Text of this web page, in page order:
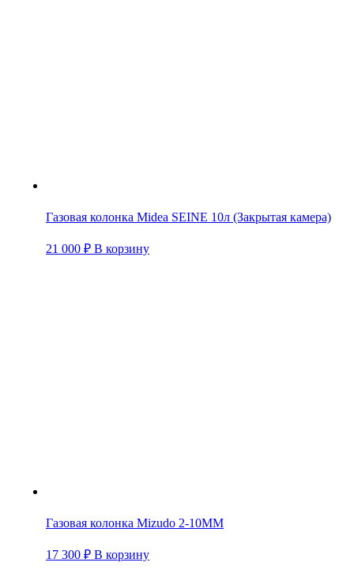
Газовая колонка Midea SEINE 10л (Закрытая камера)
21 000 ₽ В корзину
Газовая колонка Mizudo 2-10ММ
17 300 ₽ В корзину